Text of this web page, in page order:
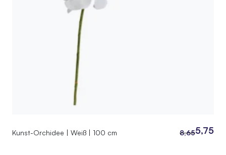
Kunst-Orchidee | Weiß | 100 cm 8,655,75